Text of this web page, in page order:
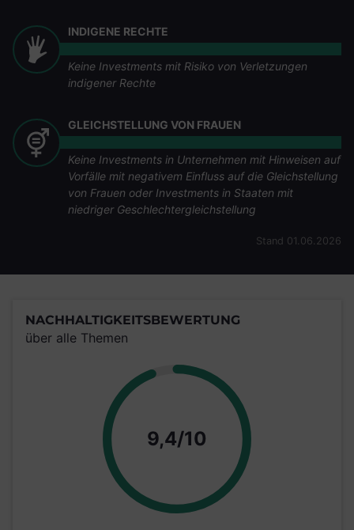
INDIGENE RECHTE
Keine Investments mit Risiko von Verletzungen
indigener Rechte
GLEICHSTELLUNG VON FRAUEN
Keine Investments in Unternehmen mit Hinweisen auf
Vorfälle mit negativem Einfluss auf die Gleichstellung
von Frauen oder Investments in Staaten mit
niedriger Geschlechtergleichstellung
Stand 01.06.2026
NACHHALTIGKEITSBEWERTUNG
über alle Themen
9,4/10 Punkte